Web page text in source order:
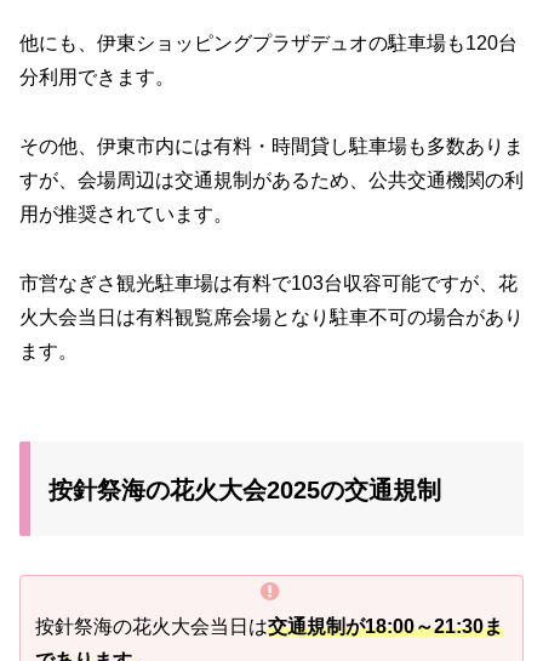
他にも、伊東ショッピングプラザデュオの駐車場も120台
分利用できます。
その他、伊東市内には有料・時間貸し駐車場も多数ありま
すが、会場周辺は交通規制があるため、公共交通機関の利
用が推奨されています。
市営なぎさ観光駐車場は有料で103台収容可能ですが、花
火大会当日は有料観覧席会場となり駐車不可の場合があり
ます。
按針祭海の花火大会2025の交通規制
按針祭海の花火大会当日は交通規制が18:00～21:30ま